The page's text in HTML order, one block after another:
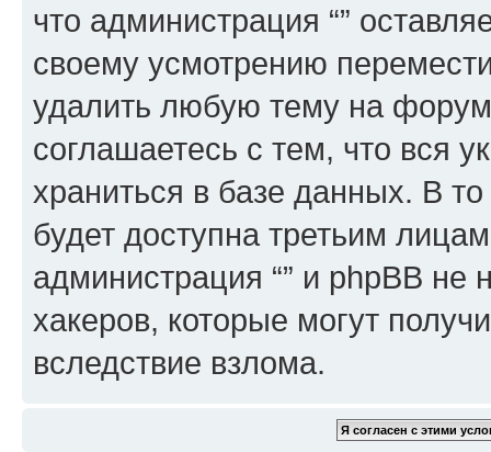
что администрация “”
своему усмотрению
удалить любую тему на
соглашаетесь с тем, что вся
храниться в базе данных. В
будет доступна третьим
администрация “” и phpBB не
хакеров, которые могут
вследствие взлома.